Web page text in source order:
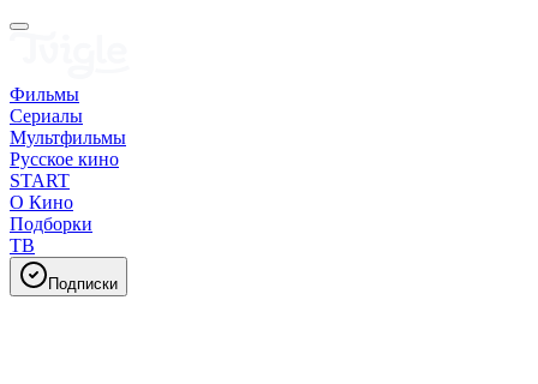
Фильмы
Сериалы
Мультфильмы
Русское кино
START
О Кино
Подборки
ТВ
Подписки